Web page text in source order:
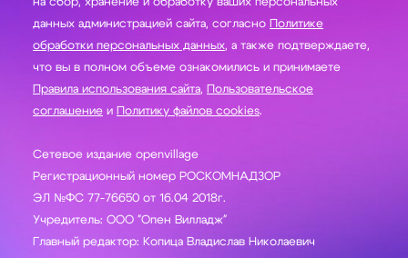
данных администрацией сайта, согласно Политике
обработки персональных данных, а также подтверждаете,
что вы в полном объеме ознакомились и принимаете
Правила использования сайта, Пользовательское
соглашение и Политику файлов cookies.
Сетевое издание openvillage
Регистрационный номер РОСКОМНАДЗОР
ЭЛ №ФС 77-76650 от 16.04 2018г.
Учредитель: ООО "Опен Вилладж"
Главный редактор: Копица Владислав Николаевич